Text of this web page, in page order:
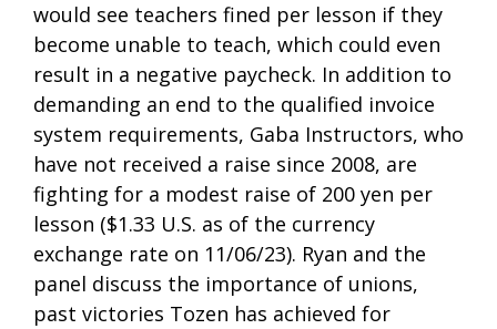
would see teachers fined per lesson if they
become unable to teach, which could even
result in a negative paycheck. In addition to
demanding an end to the qualified invoice
system requirements, Gaba Instructors, who
have not received a raise since 2008, are
fighting for a modest raise of 200 yen per
lesson ($1.33 U.S. as of the currency
exchange rate on 11/06/23). Ryan and the
panel discuss the importance of unions,
past victories Tozen has achieved for